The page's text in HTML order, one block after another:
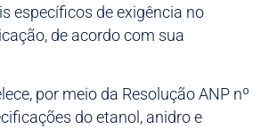
específicos de exigência no
de acordo com sua
por meio da Resolução ANP nº
do etanol, anidro e